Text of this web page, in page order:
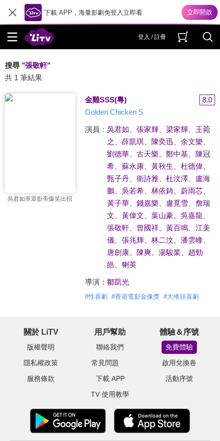
下載 APP，海量影劇免登入立即看
登入 / 註冊
搜尋 "張敬軒"
共 1 筆結果
吳君如率眾影帝爆笑出招
金雞SSS(粵)
8.0
Golden Chicken S
演員： 吳君如 張家輝、 梁家輝、 王菀
之
薛凱琪、 陳奕迅 余文樂
劉德華、 古天樂 鄭中基、 陳冠
希、 蘇永康、 黃秋生 杜德偉、
甄子丹、 衛詩雅、 杜汶澤、
盧海
鵬、 吳若希、 林依錡、 蔚雨芯、
黃子華、 錢嘉樂 盧覓雪、 詹瑞
文
黃偉文 葉山豪 吳嘉龍
張敬軒、 曾國祥、 黃百鳴、 江美
儀、 張兆輝、 林二汶 潘雲峰、
唐劍康、 陳爽、 湯駿業
趙勁
皓、 喇英
導演： 鄒凱光
#性喜劇 #香港電影金像獎 #大堆頭喜劇
關於 LiTV
版權聲明
隱私權政策
服務條款
用戶幫助
聯絡我們
常見問題
下載 APP
TV 使用教學
體驗＆序號
免費體驗
啟用兌換卷
活動序號